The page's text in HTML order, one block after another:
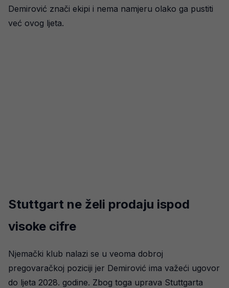
Demirović znači ekipi i nema namjeru olako ga pustiti
već ovog ljeta.
Stuttgart ne želi prodaju ispod
visoke cifre
Njemački klub nalazi se u veoma dobroj
pregovaračkoj poziciji jer Demirović ima važeći ugovor
do ljeta 2028. godine. Zbog toga uprava Stuttgarta